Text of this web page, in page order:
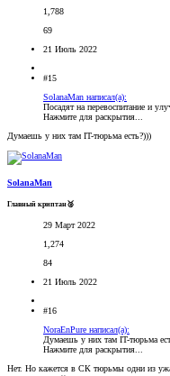
1,788
69
21 Июль 2022
#15
SolanaMan написал(а):
Посадят на перевоспитание и
Нажмите для раскрытия...
Думаешь у них там IT-тюрьма есть?)))
SolanaMan
Главный криптан🥈
29 Март 2022
1,274
84
21 Июль 2022
#16
NoraEnPure написал(а):
Думаешь у них там IT-тюрьма
Нажмите для раскрытия...
Нет. Но кажется в СК тюрьмы одни из